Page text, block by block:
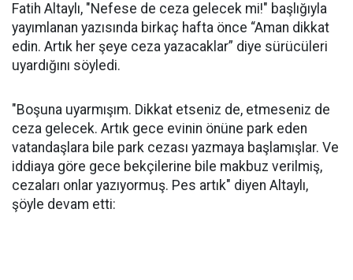
Fatih Altaylı, "Nefese de ceza gelecek mi!" başlığıyla
yayımlanan yazısında birkaç hafta önce “Aman dikkat
edin. Artık her şeye ceza yazacaklar” diye sürücüleri
uyardığını söyledi.
"Boşuna uyarmışım. Dikkat etseniz de, etmeseniz de
ceza gelecek. Artık gece evinin önüne park eden
vatandaşlara bile park cezası yazmaya başlamışlar. Ve
iddiaya göre gece bekçilerine bile makbuz verilmiş,
cezaları onlar yazıyormuş. Pes artık" diyen Altaylı,
şöyle devam etti: